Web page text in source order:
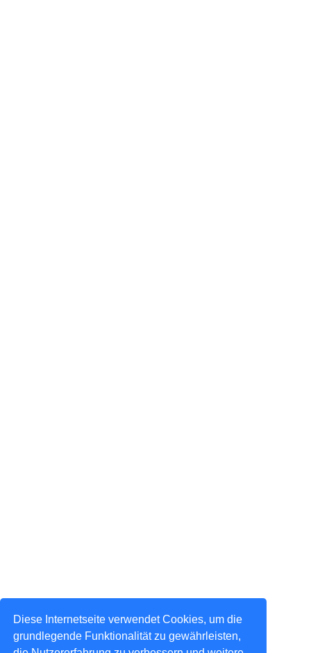
Diese Internetseite verwendet Cookies, um die
grundlegende Funktionalität zu gewährleisten,